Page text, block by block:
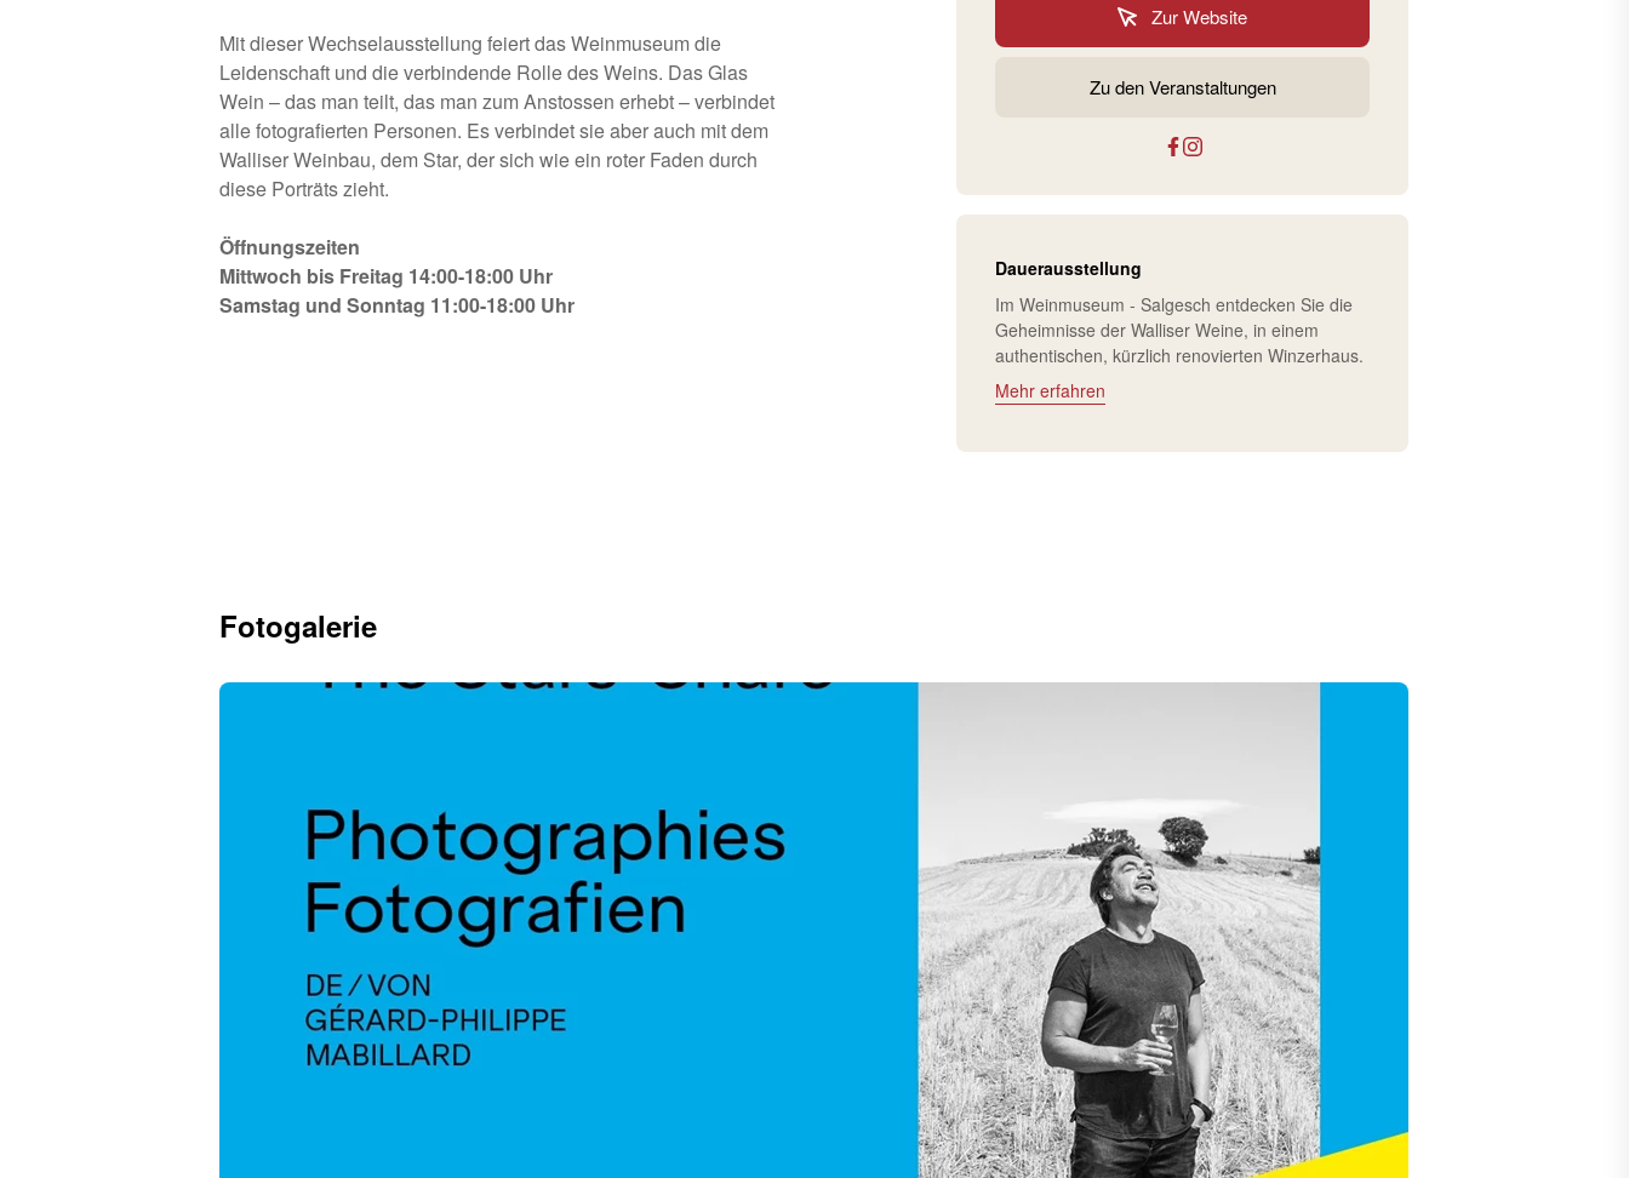
Mit dieser Wechselausstellung feiert das Weinmuseum die
Leidenschaft und die verbindende Rolle des Weins. Das Glas
Wein – das man teilt, das man zum Anstossen erhebt – verbindet
alle fotografierten Personen. Es verbindet sie aber auch mit dem
Walliser Weinbau, dem Star, der sich wie ein roter Faden durch
diese Porträts zieht.
Öffnungszeiten
Mittwoch bis Freitag 14:00-18:00 Uhr
Samstag und Sonntag 11:00-18:00 Uhr
Zur Website
Zu den Veranstaltungen
Dauerausstellung
Im Weinmuseum - Salgesch entdecken Sie die
Geheimnisse der Walliser Weine, in einem
authentischen, kürzlich renovierten Winzerhaus.
Mehr erfahren
Fotogalerie